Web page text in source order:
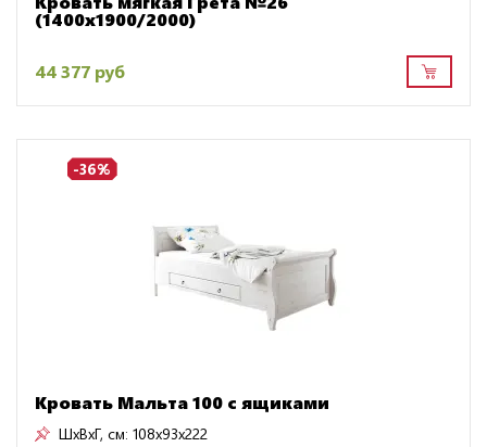
(1400х1900/2000)
44 377 руб
-36%
Кровать Мальта 100 с ящиками
ШxВxГ, см: 108x93x222